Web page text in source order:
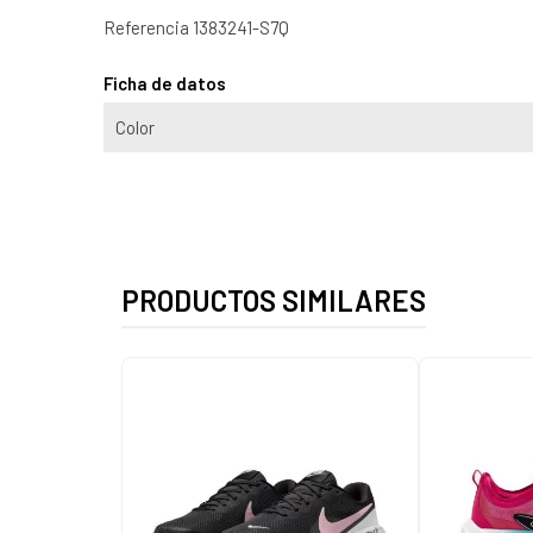
Referencia 1383241-S7Q
Ficha de datos
Color
PRODUCTOS SIMILARES